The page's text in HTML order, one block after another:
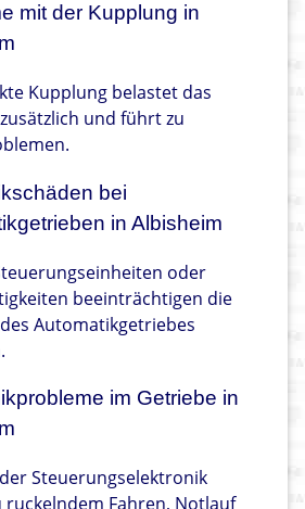
mit der Kupplung in
Kupplung belastet das
und führt zu
bei
in Albisheim
oder
beeinträchtigen die
Automatikgetriebes
im Getriebe in
Steuerungselektronik
ruckelndem Fahren, Notlauf